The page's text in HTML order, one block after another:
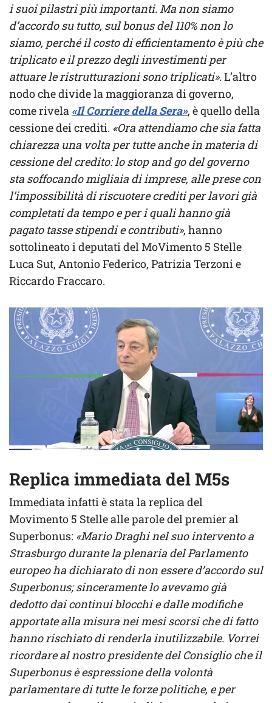
i suoi pilastri più importanti. Ma non siamo
d’accordo su tutto, sul bonus del 110% non lo
siamo, perché il costo di efficientamento è più che
triplicato e il prezzo degli investimenti per
attuare le ristrutturazioni sono triplicati».L’altro
nodo che divide la maggioranza di governo,
come rivela «Il Corriere della Sera», è quello della
cessione dei crediti. «Ora attendiamo che sia fatta
chiarezza una volta per tutte anche in materia di
cessione del credito: lo stop and go del governo
sta soffocando migliaia di imprese, alle prese con
l’impossibilità di riscuotere crediti per lavori già
completati da tempo e per i quali hanno già
pagato tasse stipendi e contributi», hanno
sottolineato i deputati del MoVimento 5 Stelle
Luca Sut, Antonio Federico, Patrizia Terzoni e
Riccardo Fraccaro.
Replica immediata del M5s
Immediata infatti è stata la replica del
Movimento 5 Stelle alle parole del premier al
Superbonus: «Mario Draghi nel suo intervento a
Strasburgo durante la plenaria del Parlamento
europeo ha dichiarato di non essere d’accordo sul
Superbonus; sinceramente lo avevamo già
dedotto dai continui blocchi e dalle modifiche
apportate alla misura nei mesi scorsi che di fatto
hanno rischiato di renderla inutilizzabile. Vorrei
ricordare al nostro presidente del Consiglio che il
Superbonus è espressione della volontà
parlamentare di tutte le forze politiche, e per